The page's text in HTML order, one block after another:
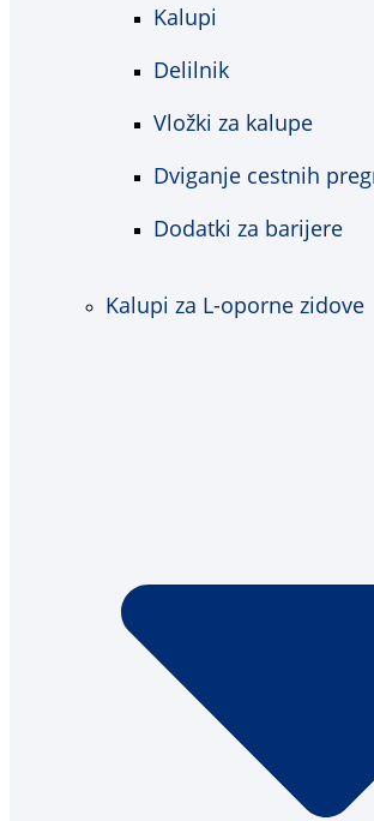
Kalupi
Delilnik
Vložki za kalupe
Dviganje cestnih
Dodatki za barijere
Kalupi za L-oporne zidove